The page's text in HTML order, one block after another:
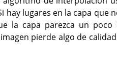
hay lugares en la capa que
la capa parezca un poco
pierde algo de